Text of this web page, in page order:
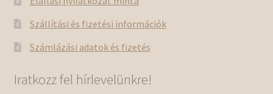
Szállítási és fizetési információk
Számlázási adatok és fizetés
Iratkozz fel hírlevelünkre!